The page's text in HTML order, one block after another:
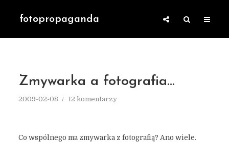
fotopropaganda
Zmywarka a fotografia…
2009-02-08 12 komentarzy
Co wspólnego ma zmywarka z fotografią? Ano wiele.